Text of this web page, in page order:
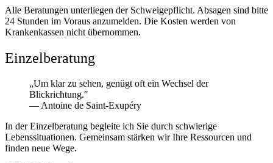
Alle Beratungen unterliegen der Schweigepflicht. Absagen sind bitte
24 Stunden im Voraus anzumelden. Die Kosten werden von
Krankenkassen nicht übernommen.
Einzelberatung
„Um klar zu sehen, genügt oft ein Wechsel der
Blickrichtung."
— Antoine de Saint-Exupéry
In der Einzelberatung begleite ich Sie durch schwierige
Lebenssituationen. Gemeinsam stärken wir Ihre Ressourcen und
finden neue Wege.